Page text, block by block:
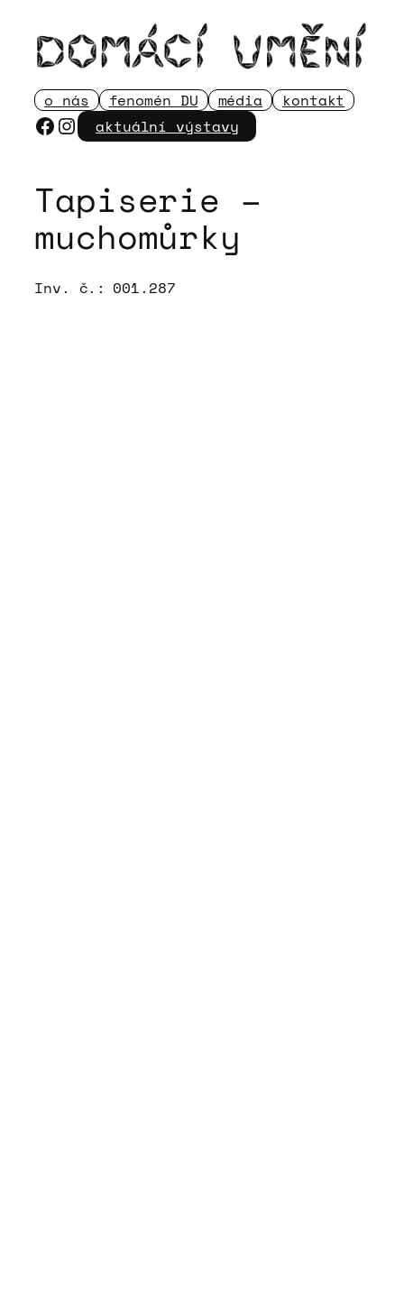
obsah
o nás fenomén DU média kontakt
Facebook
Instagram
aktuální výstavy
Tapiserie –
muchomůrky
Inv. č.: 001.287